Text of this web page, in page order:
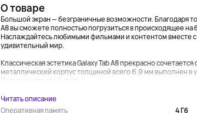
О товаре
Большой экран — безграничные возможности. Благодаря
A8 вы сможете полностью погрузиться в происходящее
Наслаждайтесь любимыми фильмами и контентом вместе с
удивительный мир.
Классическая эстетика Galaxy Tab A8 прекрасно
металлический корпус толщиной всего 6.9 мм выполнен в
Подчеркните свой стиль,...
Читать описание
Оперативная память
4 Гб